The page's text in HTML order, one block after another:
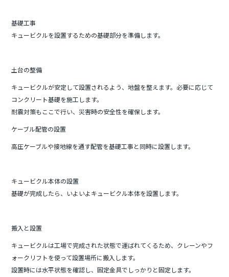
基礎工事
キュービクルを設置するための基礎部分を準備します。
土台の整備
キュービクルが安定して設置されるよう、地盤を整えます。必要に応じて
コンクリート基礎を施工します。
耐震対策もここで行い、災害時の安全性を確保します。
ケーブル配管の設置
高圧ケーブルや接地線を通す配管を基礎工事と同時に設置します。
キュービクル本体の設置
基礎が完成したら、いよいよキュービクル本体を設置します。
搬入と設置
キュービクルは工場で完成された状態で運ばれてくるため、クレーンやフ
ォークリフトを使って設置場所に搬入します。
設置時には水平状態を確認し、固定金具でしっかりと固定します。